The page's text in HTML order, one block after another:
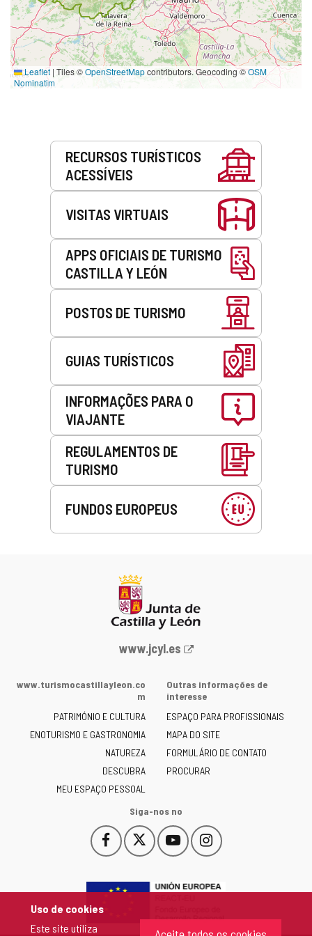
Uso de cookies
Este site utiliza
Leaflet | Tiles ©OpenStreetMapcontributors. Geocoding ©OSM
Nominatim
RECURSOS TURÍSTICOS
ACESSÍVEIS
VISITAS VIRTUAIS
APPS OFICIAIS DE TURISMO
CASTILLA Y LEÓN
POSTOS DE TURISMO
GUIAS TURÍSTICOS
INFORMAÇÕES PARA O
VIAJANTE
REGULAMENTOS DE
TURISMO
FUNDOS EUROPEUS
Portal
Junta
Castilla
y
León
-
www.jcyl.es
www.turismocastillayleon.co
m
PATRIMÓNIO E CULTURA
ENOTURISMO E GASTRONOMIA
NATUREZA
DESCUBRA
MEU ESPAÇO PESSOAL
Outras informações de
interesse
ESPAÇO PARA PROFISSIONAIS
MAPA DO SITE
FORMULÁRIO DE CONTATO
PROCURAR
Siga-nos no
Facebook
Este
enlace
abrirá
Este
enlace
abrirá
ventana
YouTube
Este
enlace
abrirá
ventana
Instagram
Este
enlace
abrirá
ventana